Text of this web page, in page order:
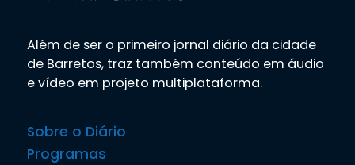
Além de ser o primeiro jornal diário da cidade
de Barretos, traz também conteúdo em áudio
e vídeo em projeto multiplataforma.
Sobre o Diário
Programas